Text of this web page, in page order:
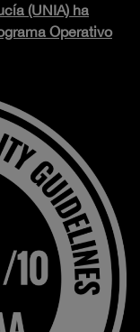
(UNIA) ha
Operativo